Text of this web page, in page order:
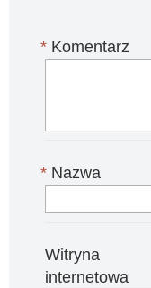
Komentarz
*
Nazwa
*
Witryna
internetowa